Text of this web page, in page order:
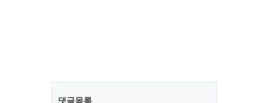
댓글목록